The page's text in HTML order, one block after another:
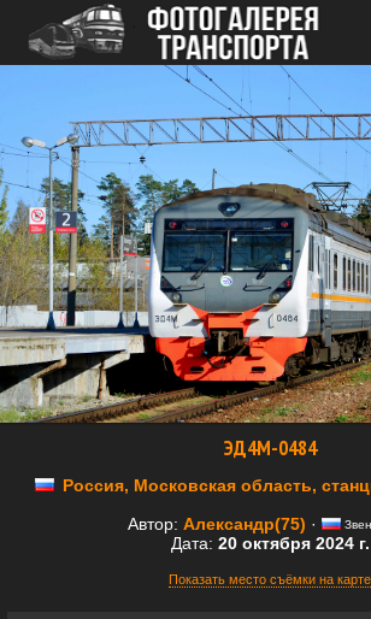
ЭД4М-0484
Россия, Московская область,
Автор: Александр(75) ·
Дата: 20 октября 2024 г.
Показать место съёмки на карте